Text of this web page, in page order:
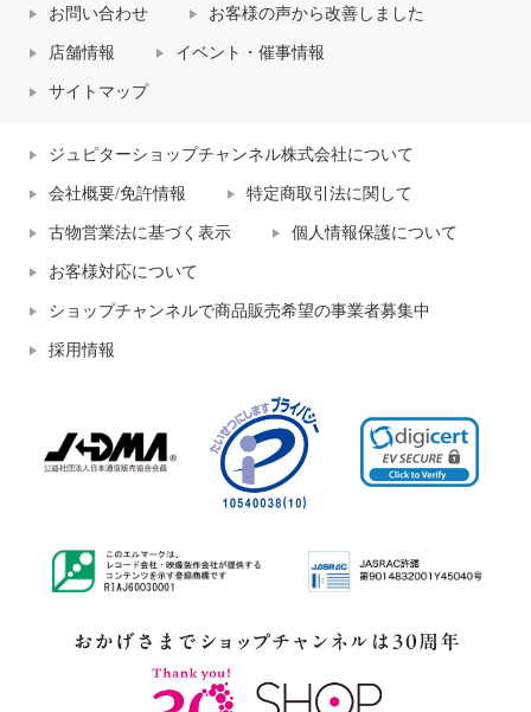
お問い合わせ お客様の声から改善しました
店舗情報 イベント・催事情報
サイトマップ
ジュピターショップチャンネル株式会社について
会社概要/免許情報 特定商取引法に関して
古物営業法に基づく表示 個人情報保護について
お客様対応について
ショップチャンネルで商品販売希望の事業者募集中
採用情報